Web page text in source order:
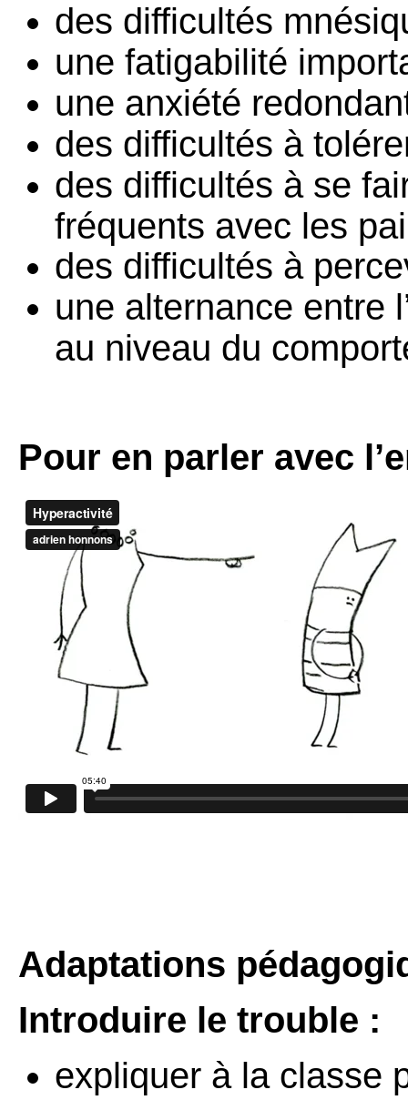
des difficultés
une fatigabilité
une anxiété
des difficultés à
des difficultés à se
fréquents avec les
des difficultés à
une alternance entre
au niveau du
Pour en parler avec
Adaptations
Introduire le trouble :
expliquer à la classe